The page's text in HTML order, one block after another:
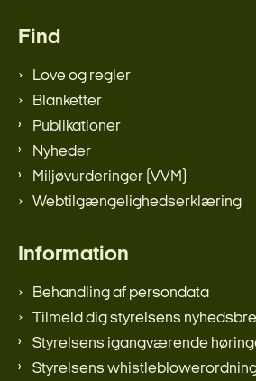
Find
Love og regler
Blanketter
Publikationer
Nyheder
Miljøvurderinger (VVM)
Webtilgængelighedserklæring
Information
Behandling af persondata
Tilmeld dig styrelsens
Styrelsens igangværende
Styrelsens